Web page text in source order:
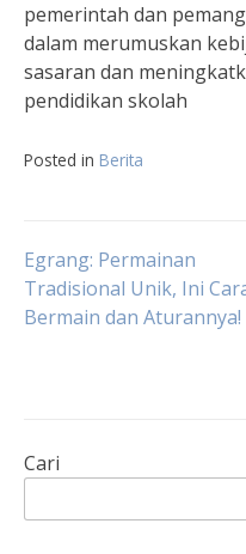
pemerintah dan
dalam merumuskan
sasaran dan
pendidikan skolah
Posted in Berita
Navigasi
pos
Egrang: Permainan
Tradisional Unik, Ini
Bermain dan Aturannya!
Cari